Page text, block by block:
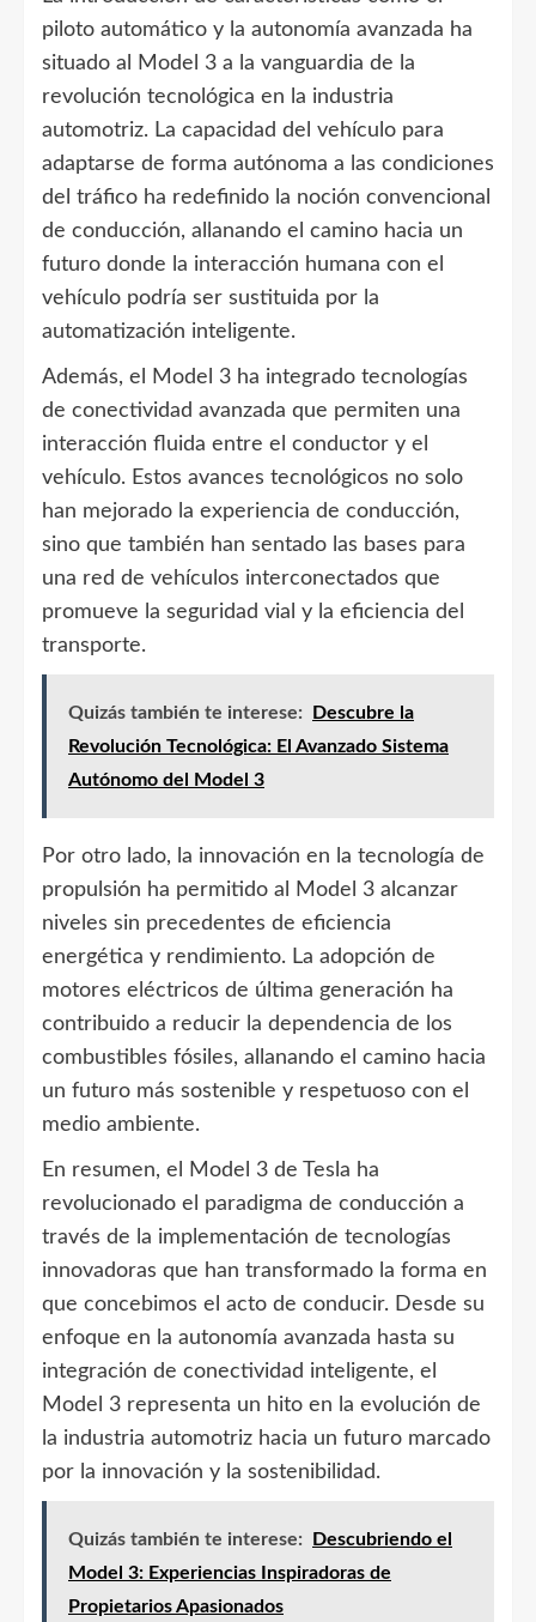
piloto automático y la autonomía avanzada ha
situado al Model 3 a la vanguardia de la
revolución tecnológica en la industria
automotriz. La capacidad del vehículo para
adaptarse de forma autónoma a las condiciones
del tráfico ha redefinido la noción convencional
de conducción, allanando el camino hacia un
futuro donde la interacción humana con el
vehículo podría ser sustituida por la
automatización inteligente.
Además, el Model 3 ha integrado tecnologías
de conectividad avanzada que permiten una
interacción fluida entre el conductor y el
vehículo. Estos avances tecnológicos no solo
han mejorado la experiencia de conducción,
sino que también han sentado las bases para
una red de vehículos interconectados que
promueve la seguridad vial y la eficiencia del
transporte.
Quizás también te interese:
Descubre la
Revolución Tecnológica: El Avanzado Sistema
Autónomo del Model 3
Por otro lado, la innovación en la tecnología de
propulsión ha permitido al Model 3 alcanzar
niveles sin precedentes de eficiencia
energética y rendimiento. La adopción de
motores eléctricos de última generación ha
contribuido a reducir la dependencia de los
combustibles fósiles, allanando el camino hacia
un futuro más sostenible y respetuoso con el
medio ambiente.
En resumen, el Model 3 de Tesla ha
revolucionado el paradigma de conducción a
través de la implementación de tecnologías
innovadoras que han transformado la forma en
que concebimos el acto de conducir. Desde su
enfoque en la autonomía avanzada hasta su
integración de conectividad inteligente, el
Model 3 representa un hito en la evolución de
la industria automotriz hacia un futuro marcado
por la innovación y la sostenibilidad.
Quizás también te interese:
Descubriendo el
Model 3: Experiencias Inspiradoras de
Propietarios Apasionados